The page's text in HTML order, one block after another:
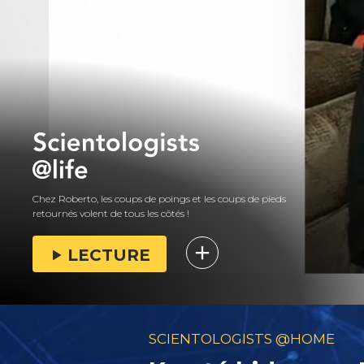
Chez Roberto, les coups de poings et les coups de pieds
retournés volent de tous les côtés !
LECTURE
SCIENTOLOGISTS @HOME